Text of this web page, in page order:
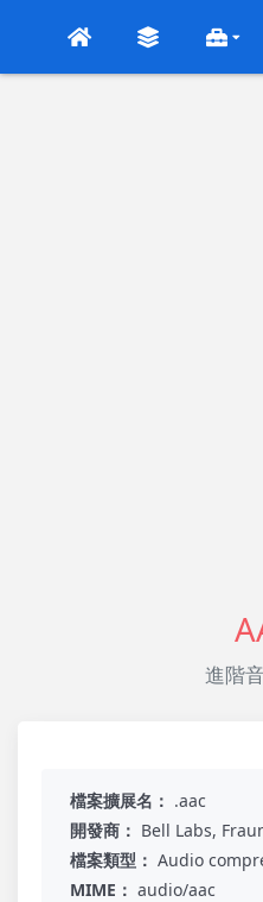
進階
檔案擴展名： .aac
開發商： Bell Labs,
檔案類型： Audio
MIME： audio/aac